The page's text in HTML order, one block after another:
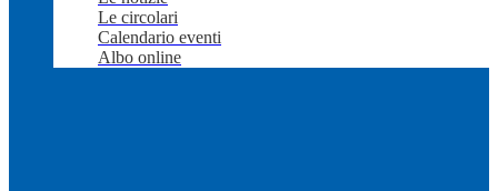
Le circolari
Calendario eventi
Albo online